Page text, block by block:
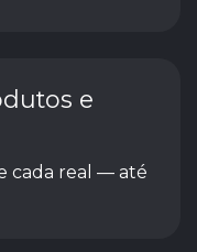
e
cada real — até